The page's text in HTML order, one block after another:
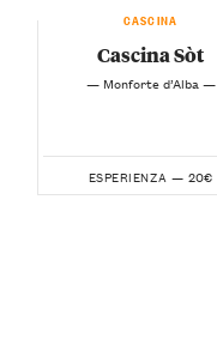
CASCINA
Cascina Sòt
— Monforte d’Alba —
ESPERIENZA — 20€